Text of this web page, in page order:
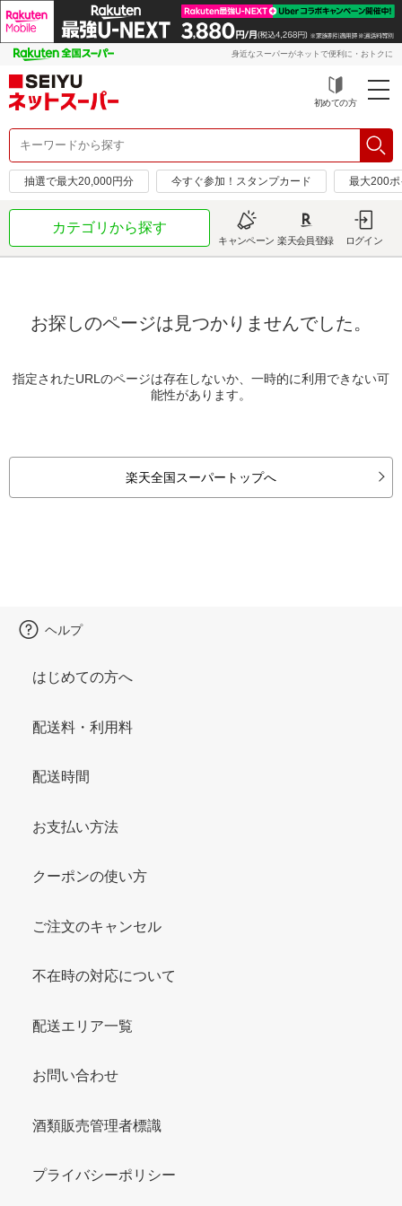
身近なスーパーがネットで便利に・おトクに
初めての方
抽選で最大20,000円分 今すぐ参加！スタンプカード 最大200
カテゴリから探す
キャンペーン 楽天会員登録 ログイン
お探しのページは見つかりませんでした。
指定されたURLのページは存在しないか、一時的に利用できない可
能性があります。
楽天全国スーパートップへ
ヘルプ
はじめての方へ
配送料・利用料
配送時間
お支払い方法
クーポンの使い方
ご注文のキャンセル
不在時の対応について
配送エリア一覧
お問い合わせ
酒類販売管理者標識
プライバシーポリシー